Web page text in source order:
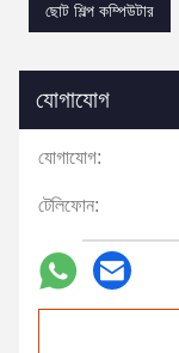
ছোট শিল্প কম্পিউটার
যোগাযোগ
যোগাযোগ:
টেলিফোন: